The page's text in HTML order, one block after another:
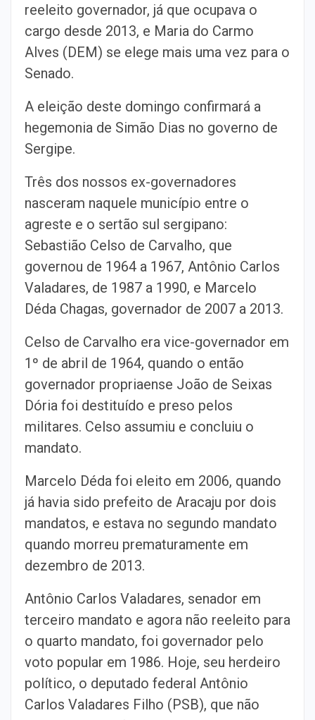
reeleito governador, já que ocupava o
cargo desde 2013, e Maria do Carmo
Alves (DEM) se elege mais uma vez para o
Senado.
A eleição deste domingo confirmará a
hegemonia de Simão Dias no governo de
Sergipe.
Três dos nossos ex-governadores
nasceram naquele município entre o
agreste e o sertão sul sergipano:
Sebastião Celso de Carvalho, que
governou de 1964 a 1967, Antônio Carlos
Valadares, de 1987 a 1990, e Marcelo
Déda Chagas, governador de 2007 a 2013.
Celso de Carvalho era vice-governador em
1º de abril de 1964, quando o então
governador propriaense João de Seixas
Dória foi destituído e preso pelos
militares. Celso assumiu e concluiu o
mandato.
Marcelo Déda foi eleito em 2006, quando
já havia sido prefeito de Aracaju por dois
mandatos, e estava no segundo mandato
quando morreu prematuramente em
dezembro de 2013.
Antônio Carlos Valadares, senador em
terceiro mandato e agora não reeleito para
o quarto mandato, foi governador pelo
voto popular em 1986. Hoje, seu herdeiro
político, o deputado federal Antônio
Carlos Valadares Filho (PSB), que não